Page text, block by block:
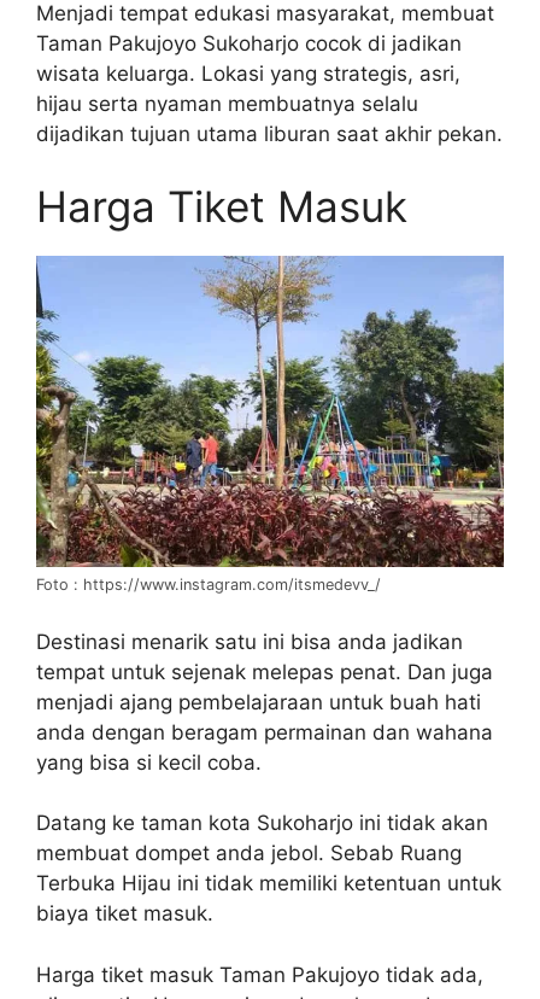
Menjadi tempat edukasi masyarakat, membuat
Taman Pakujoyo Sukoharjo cocok di jadikan
wisata keluarga. Lokasi yang strategis, asri,
hijau serta nyaman membuatnya selalu
dijadikan tujuan utama liburan saat akhir pekan.
Harga Tiket Masuk
Foto : https://www.instagram.com/itsmedevv_/
Destinasi menarik satu ini bisa anda jadikan
tempat untuk sejenak melepas penat. Dan juga
menjadi ajang pembelajaraan untuk buah hati
anda dengan beragam permainan dan wahana
yang bisa si kecil coba.
Datang ke taman kota Sukoharjo ini tidak akan
membuat dompet anda jebol. Sebab Ruang
Terbuka Hijau ini tidak memiliki ketentuan untuk
biaya tiket masuk.
Harga tiket masuk Taman Pakujoyo tidak ada,